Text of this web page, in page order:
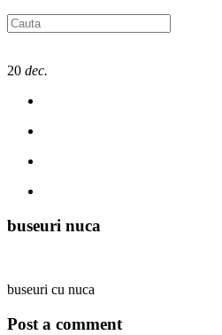
20 dec.
buseuri nuca
buseuri cu nuca
Post a comment